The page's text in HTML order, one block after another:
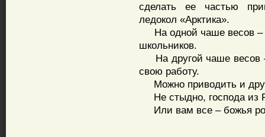
сделать ее частью
ледокол «Арктика».
На одной чаше весов –
школьников.
На другой чаше весов –
свою работу.
Можно приводить и
Не стыдно, господа из
Или вам все – божья